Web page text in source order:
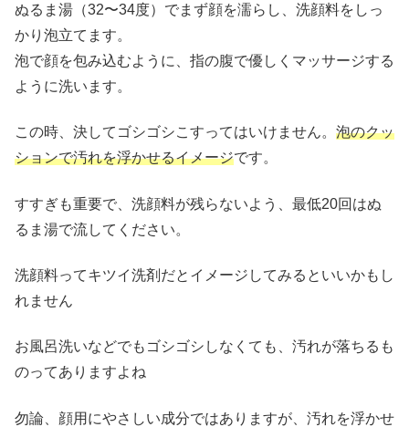
ぬるま湯（32〜34度）でまず顔を濡らし、洗顔料をしっ
かり泡立てます。
泡で顔を包み込むように、指の腹で優しくマッサージする
ように洗います。
この時、決してゴシゴシこすってはいけません。 泡のクッ
ションで汚れを浮かせるイメージです。
すすぎも重要で、洗顔料が残らないよう、最低20回はぬ
るま湯で流してください。
洗顔料ってキツイ洗剤だとイメージしてみるといいかもし
れません
お風呂洗いなどでもゴシゴシしなくても、汚れが落ちるも
のってありますよね
勿論、顔用にやさしい成分ではありますが、汚れを浮かせ